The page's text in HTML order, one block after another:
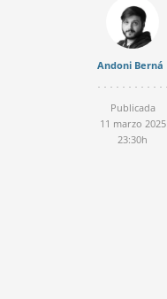
Andoni Berná
Publicada
11 marzo 2025
23:30h